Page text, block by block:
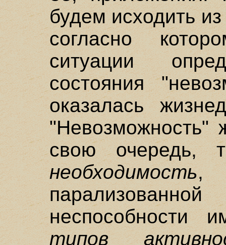
будем исходить
согласно
ситуации
состояния
оказалась
"Невозможность"
свою очередь,
необходимость,
неспособности
типов